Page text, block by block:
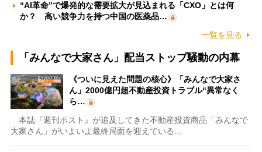
“AI革命”で爆発的な需要拡大が見込まれる「CXO」とは何
か？ 高い競争力を持つ中国の医薬品…
一覧を見る
「みんなで大家さん」配当ストップ騒動の内幕
《ついに見えた問題の核心》「みんなで大家さ
ん」2000億円超不動産投資トラブル“異常なく
ら…
本誌『週刊ポスト』が追及してきた不動産投資商品「みんなで
大家さん」がいよいよ最終局面を迎えている…